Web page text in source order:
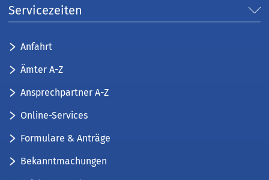
Servicezeiten
Anfahrt
Ämter A-Z
Ansprechpartner A-Z
Online-Services
Formulare & Anträge
Bekanntmachungen